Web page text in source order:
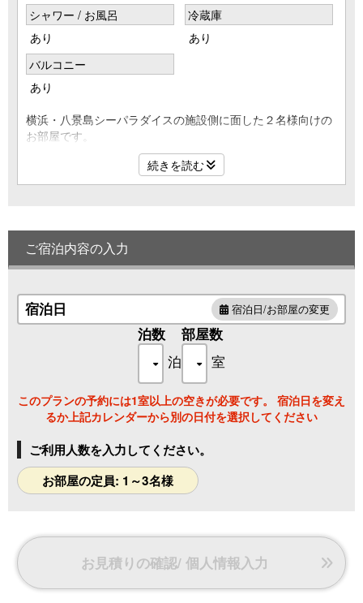
シャワー / お風呂
あり
冷蔵庫
あり
バルコニー
あり
横浜・八景島シーパラダイスの施設側に面した２名様向けの
お部屋です。
シーパラダイス内の風景をお楽しみいただけます。
また、一部のお部屋からはふれあいラグーンの動物の様子が
ご覧いただけます。
◆広さ ２１㎡
◆ベット 幅９０×１９５cm
◆４０型液晶テレビ
◆ウォシュレット
◆テラス
続きを読む
ご宿泊内容の入力
宿泊日 宿泊日/お部屋の変更
泊数
泊
部屋数
室
このプランの予約には1室以上の空きが必要です。 宿泊日を変え
るか上記カレンダーから別の日付を選択してください
ご利用人数を入力してください。
お部屋の定員: 1～3名様
お見積りの確認/ 個人情報入力